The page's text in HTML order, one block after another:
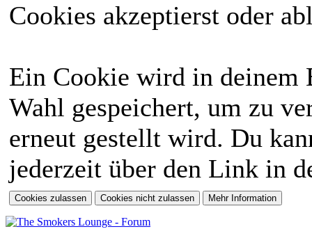
Cookies akzeptierst oder
Ein Cookie wird in deinem
Wahl gespeichert, um zu
erneut gestellt wird. Du
jederzeit über den Link in